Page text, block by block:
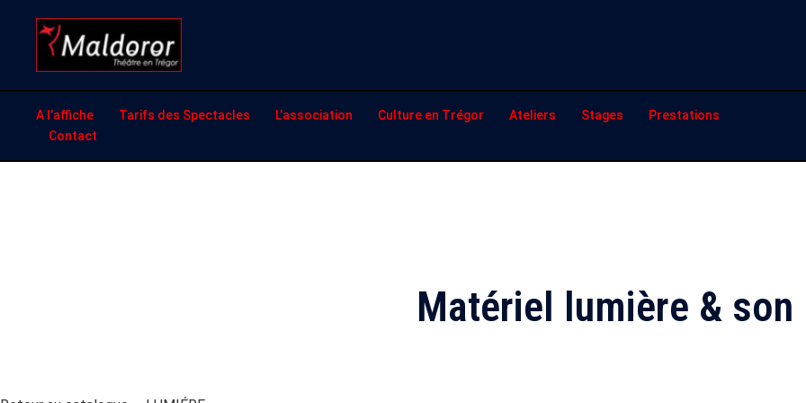
contenu
A l’affiche Tarifs des Spectacles L’association Culture en Trégor Ateliers Stages
Prestations
Contact
Matériel lumière & son